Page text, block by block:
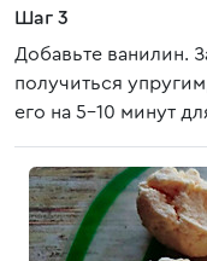
Шаг 3
Добавьте ванилин.
получиться
его на 5-10 минут